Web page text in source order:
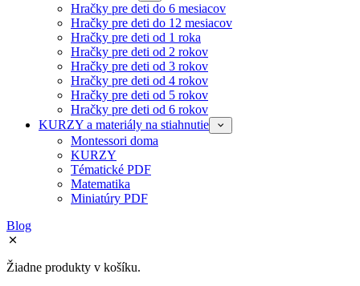
Hračky pre deti do 6 mesiacov
Hračky pre deti do 12 mesiacov
Hračky pre deti od 1 roka
Hračky pre deti od 2 rokov
Hračky pre deti od 3 rokov
Hračky pre deti od 4 rokov
Hračky pre deti od 5 rokov
Hračky pre deti od 6 rokov
KURZY a materiály na stiahnutie
Montessori doma
KURZY
Tématické PDF
Matematika
Miniatúry PDF
Blog
Žiadne produkty v košíku.